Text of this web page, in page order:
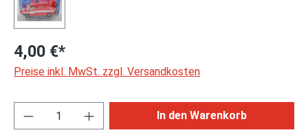
4,00 €*
Preise inkl. MwSt. zzgl. Versandkosten
Produkt Anzahl: Gib den gewünschten
In den Warenkorb